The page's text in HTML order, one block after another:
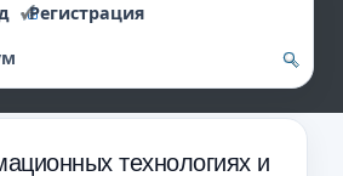
Регистрация
технологиях и